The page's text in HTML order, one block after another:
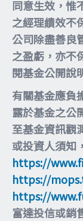
同意生效，惟
之經理績效不
公司除盡善良
之盈虧，亦不
閱基金公開說
有關基金應負
露於基金之公
至基金資訊觀
或投資人須知
https://
https://
https://
富達投信或銷